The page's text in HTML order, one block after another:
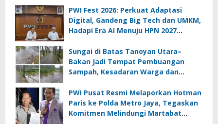
PWI Fest 2026: Perkuat Adaptasi
Digital, Gandeng Big Tech dan UMKM,
Hadapi Era AI Menuju HPN 2027
Sungai di Batas Tanoyan Utara–
Bakan Jadi Tempat Pembuangan
Sampah, Kesadaran Warga dan
PWI Pusat Resmi Melaporkan Hotman
Paris ke Polda Metro Jaya, Tegaskan
Komitmen Melindungi Martabat